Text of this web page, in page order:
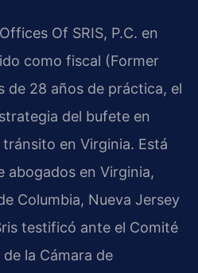
Of SRIS, P.C. en
como fiscal (Former
de 28 años de práctica, el
del bufete en
en Virginia. Está
abogados en Virginia,
Columbia, Nueva Jersey
testificó ante el Comité
la Cámara de